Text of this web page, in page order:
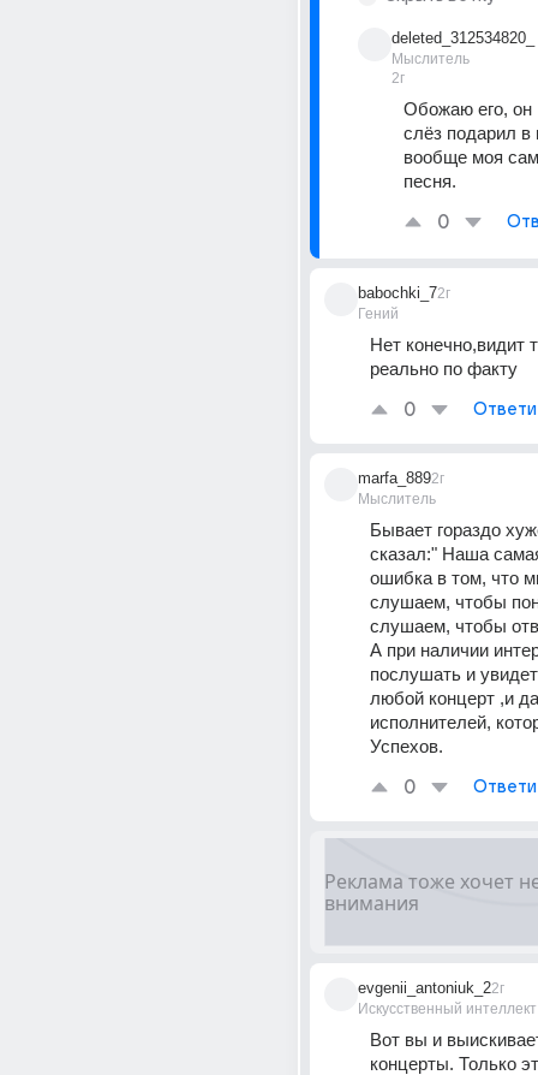
deleted_312534820_
Мыслитель
2г
Обожаю его, он
слёз подарил в
вообще моя
песня.
0
babochki_7
Гений
2г
Нет конечно,видит
реально по факту
0
marfa_889
Мыслитель
2г
Бывает гораздо
сказал:" Наша
ошибка в том, что
слушаем, чтобы
слушаем, чтобы
А при наличии
послушать и
любой концерт ,и
исполнителей,
Успехов.
0
evgenii_antoniuk_2
Искусственный интеллект
2г
Вот вы и
концерты. Только